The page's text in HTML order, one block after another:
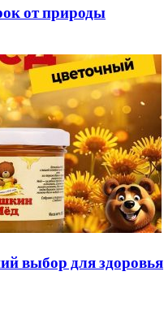
от природы
выбор для здоровья